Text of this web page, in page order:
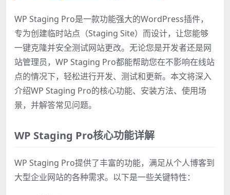
WP Staging Pro是一款功能强大的WordPress插件，
专为创建临时站点（Staging Site）而设计，让您能够
一键克隆并安全测试网站更改。无论您是开发者还是网
站管理员，WP Staging Pro都能帮助您在不影响在线站
点的情况下，轻松进行开发、测试和更新。本文将深入
介绍WP Staging Pro的核心功能、安装方法、使用场
景，并解答常见问题。
WP Staging Pro核心功能详解
WP Staging Pro提供了丰富的功能，满足从个人博客到
大型企业网站的各种需求。以下是一些关键特性：